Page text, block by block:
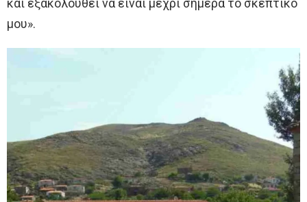
και εξακολουθεί να είναι μέχρι σήμερα το σκεπτικό
μου».